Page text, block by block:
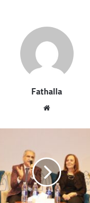
إلقاء كلمات من رجال
، وكذا مجموعة من
Fathalla
الوي